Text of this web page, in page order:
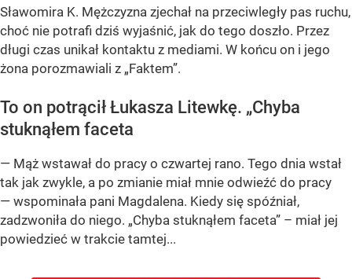
Sławomira K. Mężczyzna zjechał na przeciwległy pas ruchu,
choć nie potrafi dziś wyjaśnić, jak do tego doszło. Przez
długi czas unikał kontaktu z mediami. W końcu on i jego
żona porozmawiali z „Faktem”.
To on potrącił Łukasza Litewkę. „Chyba
stuknąłem faceta
— Mąż wstawał do pracy o czwartej rano. Tego dnia wstał
tak jak zwykle, a po zmianie miał mnie odwieźć do pracy
— wspominała pani Magdalena. Kiedy się spóźniał,
zadzwoniła do niego. „Chyba stuknąłem faceta” – miał jej
powiedzieć w trakcie tamtej...